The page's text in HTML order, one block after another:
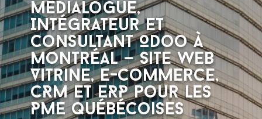
Medialogue,
Intégrateur et
Consultant Odoo à
Montréal — Site Web
Vitrine, E-commerce,
CRM et ERP pour les
PME québécoises